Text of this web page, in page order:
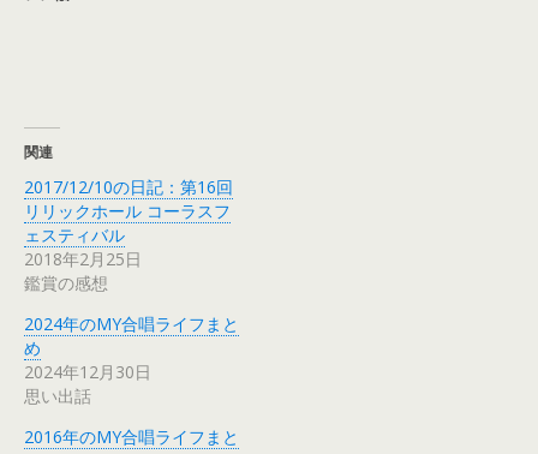
関連
2017/12/10の日記：第16回
リリックホール コーラスフ
ェスティバル
2018年2月25日
鑑賞の感想
2024年のMY合唱ライフまと
め
2024年12月30日
思い出話
2016年のMY合唱ライフまと